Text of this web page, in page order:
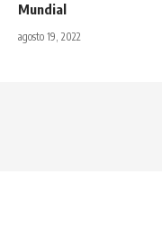
Mundial
agosto 19, 2022